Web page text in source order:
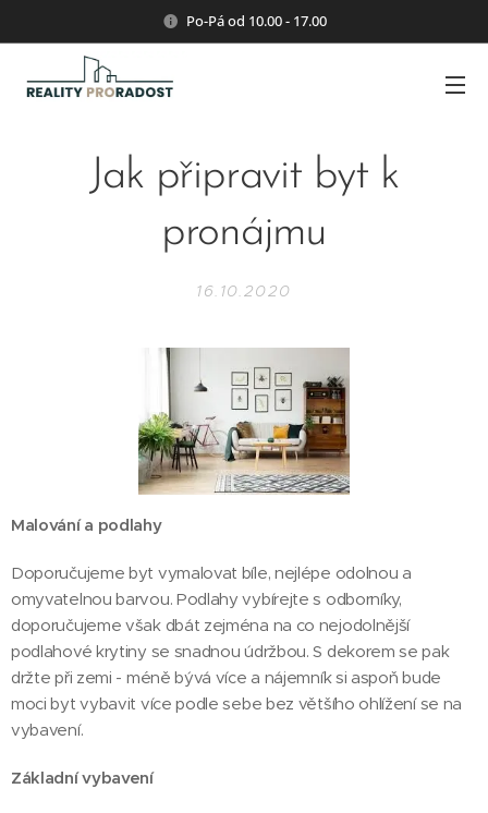
Po-Pá od 10.00 - 17.00
Jak připravit byt k
pronájmu
16.10.2020
Malování a podlahy
Doporučujeme byt vymalovat bíle, nejlépe odolnou a
omyvatelnou barvou. Podlahy vybírejte s odborníky,
doporučujeme však dbát zejména na co nejodolnější
podlahové krytiny se snadnou údržbou. S dekorem se pak
držte při zemi - méně bývá více a nájemník si aspoň bude
moci byt vybavit více podle sebe bez většího ohlížení se na
vybavení.
Základní vybavení